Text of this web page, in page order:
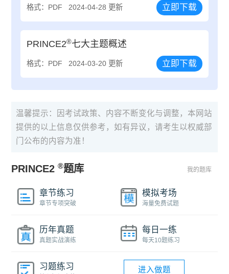
格式：PDF 2024-04-28 更新 立即下载
PRINCE2®七大主题概述
格式：PDF 2024-03-20 更新 立即下载
温馨提示：因考试政策、内容不断变化与调整，本网站
提供的以上信息仅供参考，如有异议，请考生以权威部
门公布的内容为准！
PRINCE2®题库 我的题库
章节练习
章节专项突破
模拟考场
海量免费试题
历年真题
真题实战演练
每日一练
每天10题练习
习题练习 进入做题